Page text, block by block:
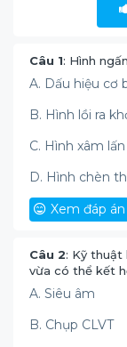
Câu 1: Hình
A. Dấu hiệu cơ
B. Hình lồi ra
C. Hình xâm
D. Hình chèn
Xem đáp án
Câu 2: Kỹ thuật
vừa có thể kết
A. Siêu âm
B. Chụp CLVT